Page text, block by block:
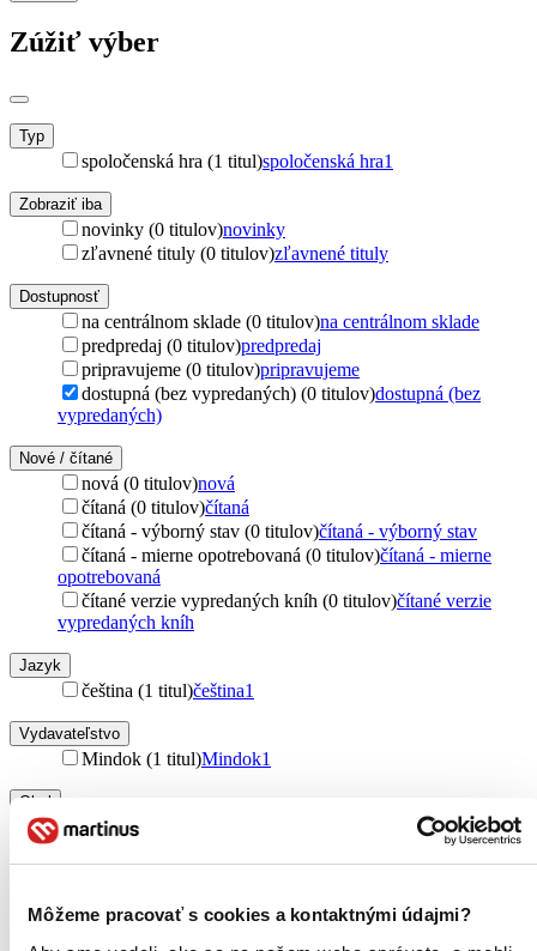
Môžeme pracovať s cookies a kontaktnými údajmi?
Zúžiť výber
Typ
spoločenská hra (1 titul)spoločenská hra1
Zobraziť iba
novinky (0 titulov)novinky
zľavnené tituly (0 titulov)zľavnené tituly
Dostupnosť
na centrálnom sklade (0 titulov)na centrálnom sklade
predpredaj (0 titulov)predpredaj
pripravujeme (0 titulov)pripravujeme
dostupná (bez vypredaných) (0 titulov)dostupná (bez
vypredaných)
Nové / čítané
nová (0 titulov)nová
čítaná (0 titulov)čítaná
čítaná - výborný stav (0 titulov)čítaná - výborný stav
čítaná - mierne opotrebovaná (0 titulov)čítaná - mierne
opotrebovaná
čítané verzie vypredaných kníh (0 titulov)čítané verzie
vypredaných kníh
Jazyk
čeština (1 titul)čeština1
Vydavateľstvo
Mindok (1 titul)Mindok1
Obal
krabička (1 titul)
Zúžiť výber
Zoradiť